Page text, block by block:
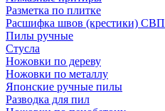
Разметка по плитке
Расшифка швов (крестики) СВП
Пилы ручные
Стусла
Ножовки по дереву
Ножовки по металлу
Японские ручные пилы
Разводка для пил